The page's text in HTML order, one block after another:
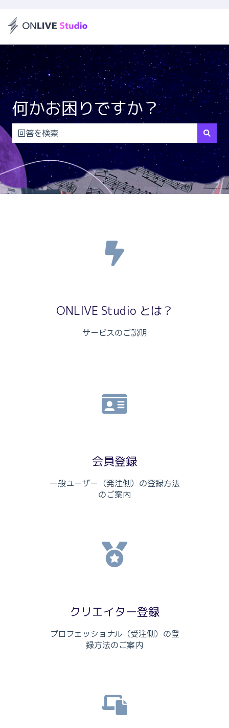
何かお困りですか？
検索フィールドが空なので、候補はありません。
ONLIVE Studio とは？
サービスのご説明
会員登録
一般ユーザー（発注側）の登録方法
のご案内
クリエイター登録
プロフェッショナル（受注側）の登
録方法のご案内